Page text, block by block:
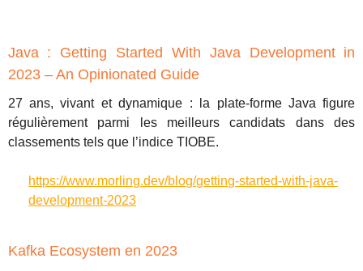
Java : Getting Started With Java Development in
2023 – An Opinionated Guide
27 ans, vivant et dynamique : la plate-forme Java figure
régulièrement parmi les meilleurs candidats dans des
classements tels que l’indice TIOBE.
https://www.morling.dev/blog/getting-started-with-java-
development-2023
Kafka Ecosystem en 2023